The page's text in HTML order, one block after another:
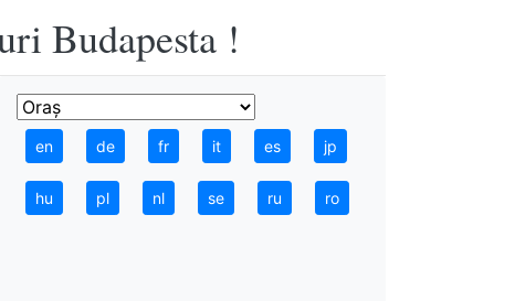
Budapesta !
en de fr it es jp
hu pl nl se ru ro